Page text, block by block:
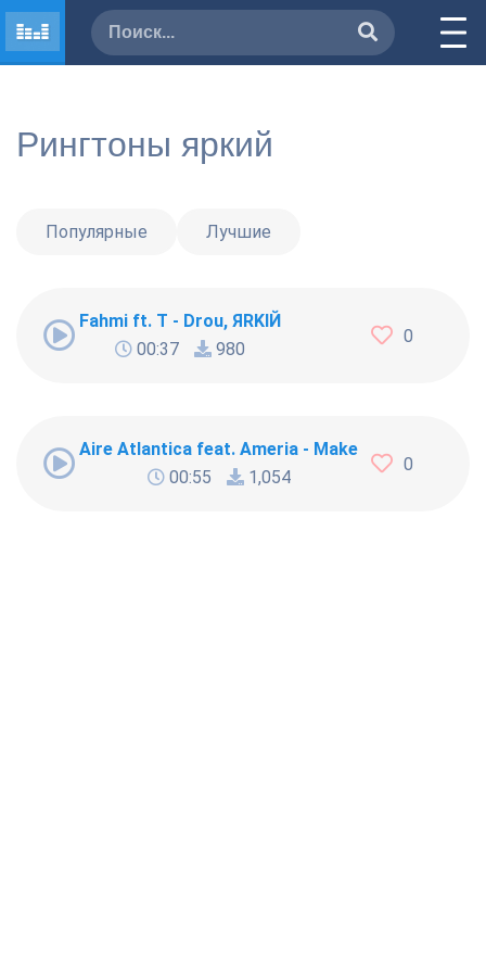
Рингтоны яркий
Популярные Лучшие
Fahmi ft. T - Drou, ЯRKIЙ
00:37
980
0
Aire Atlantica feat. Ameria - Make You Mine
00:55
1,054
0